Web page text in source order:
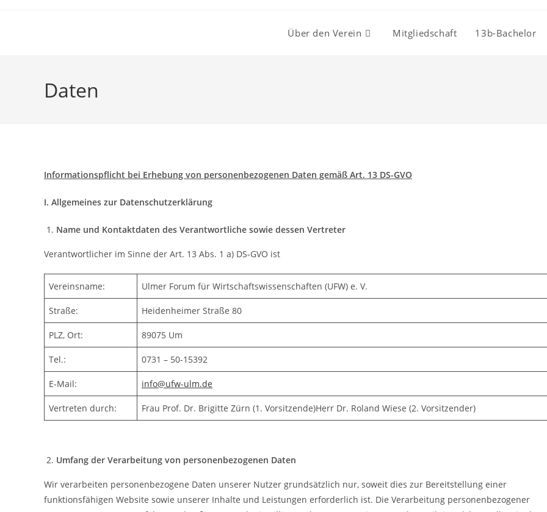
Über den Verein Mitgliedschaft 13b-Bachelor
Daten
Informationspflicht bei Erhebung von personenbezogenen Daten gemäß Art. 13 DS-GVO
I. Allgemeines zur Datenschutzerklärung
Name und Kontaktdaten des Verantwortliche sowie dessen Vertreter
Verantwortlicher im Sinne der Art. 13 Abs. 1 a) DS-GVO ist
Vereinsname: Ulmer Forum für Wirtschaftswissenschaften (UFW) e. V.
Straße: Heidenheimer Straße 80
PLZ, Ort: 89075 Um
Tel.: 0731 – 50-15392
E-Mail: info@ufw-ulm.de
Vertreten durch: Frau Prof. Dr. Brigitte Zürn (1. Vorsitzende)Herr Dr. Roland Wiese (2. Vorsitzender)
Umfang der Verarbeitung von personenbezogenen Daten
Wir verarbeiten personenbezogene Daten unserer Nutzer grundsätzlich nur, soweit dies zur Bereitstellung einer
funktionsfähigen Website sowie unserer Inhalte und Leistungen erforderlich ist. Die Verarbeitung personenbezogener